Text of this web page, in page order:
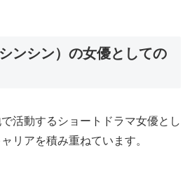
ンシン）の女優としての
活動するショートドラマ女優とし
リアを積み重ねています。